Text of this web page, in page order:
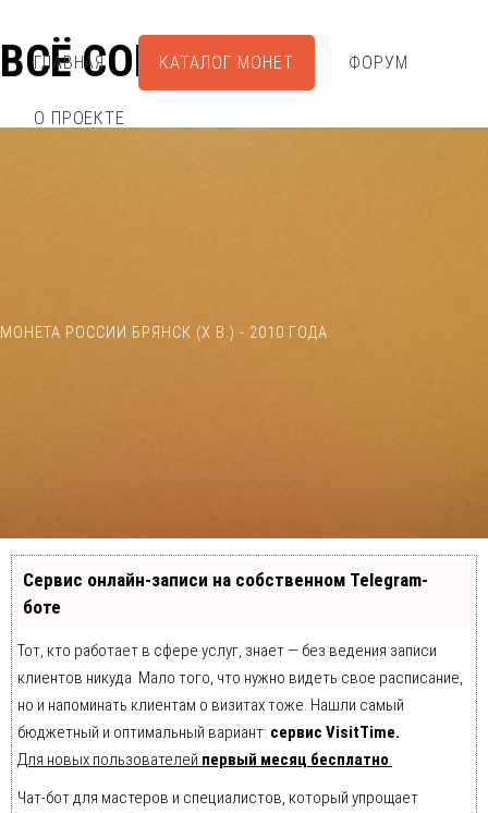
ВСЁ СОБРАЛ
ГЛАВНАЯ КАТАЛОГ МОНЕТ ФОРУМ
О ПРОЕКТЕ
МОНЕТА РОССИИ БРЯНСК (X В.) - 2010 ГОДА
Сервис онлайн-записи на собственном Telegram-
боте
Тот, кто работает в сфере услуг, знает — без ведения записи
клиентов никуда. Мало того, что нужно видеть свое расписание,
но и напоминать клиентам о визитах тоже. Нашли самый
бюджетный и оптимальный вариант: сервис VisitTime.
Для новых пользователей первый месяц бесплатно.
Чат-бот для мастеров и специалистов, который упрощает